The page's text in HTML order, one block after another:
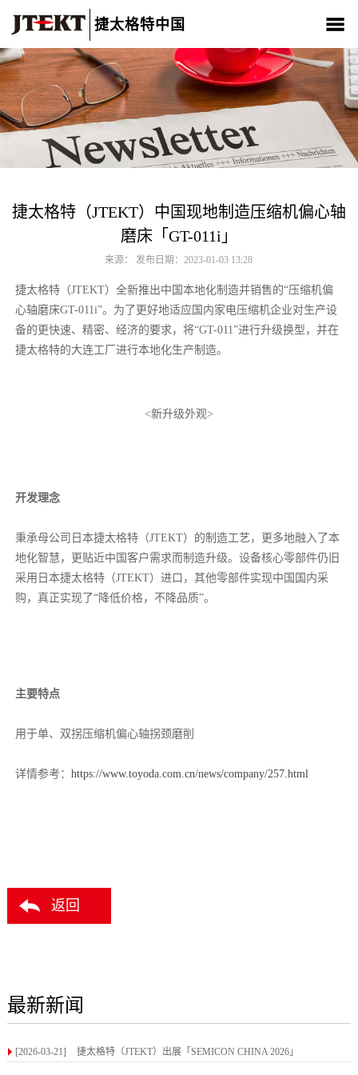
捷太格特中国
关于我们 产品介绍 新闻中心 CSR 人材招聘
联系我们
捷太格特（JTEKT）中国现地制造压缩机偏心轴
磨床「GT-011i」
来源： 发布日期：2023-01-03 13:28
捷太格特（JTEKT）全新推出中国本地化制造并销售的“压缩机偏
心轴磨床GT-011i”。为了更好地适应国内家电压缩机企业对生产设
备的更快速、精密、经济的要求，将“GT-011”进行升级换型，并在
捷太格特的大连工厂进行本地化生产制造。
<新升级外观>
开发理念
秉承母公司日本捷太格特（JTEKT）的制造工艺，更多地融入了本
地化智慧，更贴近中国客户需求而制造升级。设备核心零部件仍旧
采用日本捷太格特（JTEKT）进口，其他零部件实现中国国内采
购，真正实现了“降低价格，不降品质”。
主要特点
用于单、双拐压缩机偏心轴拐颈磨削
详情参考： https://www.toyoda.com.cn/news/company/257.html
返回
最新新闻
[2026-03-21] 捷太格特（JTEKT）出展「SEMICON CHINA 2026」